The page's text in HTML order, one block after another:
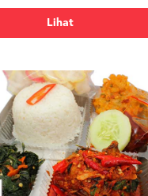
Lihat